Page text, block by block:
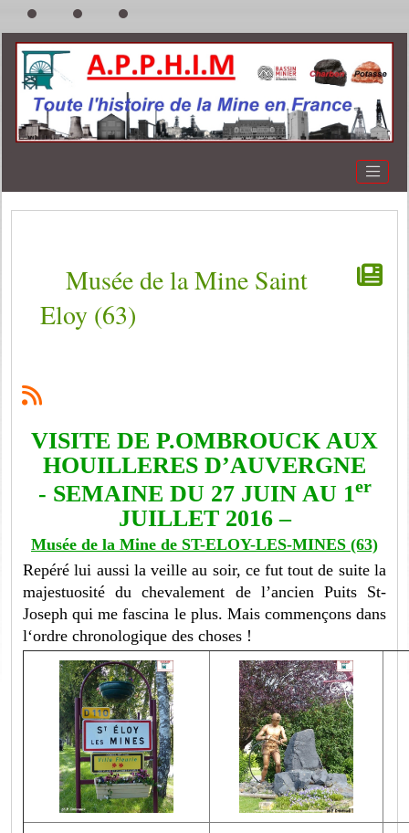
Musée de la Mine Saint
Eloy (63)
VISITE DE P.OMBROUCK AUX
HOUILLERES D’AUVERGNE
- SEMAINE DU 27 JUIN AU 1er
JUILLET 2016 –
Musée de la Mine de ST-ELOY-LES-MINES (63)
Repéré lui aussi la veille au soir, ce fut tout de suite la
majestuosité du chevalement de l’ancien Puits St-
Joseph qui me fascina le plus. Mais commençons dans
l‘ordre chronologique des choses !